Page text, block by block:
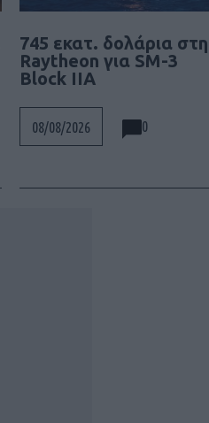
745 εκατ. δολάρια στη
Raytheon για SM-3
Block IIA
08/08/2026 0